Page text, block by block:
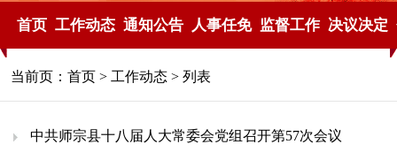
首页 工作动态 通知公告 人事任免 监督工作 决议决定
当前页： 首页 > 工作动态 > 列表
中共师宗县十八届人大常委会党组召开第57次会议